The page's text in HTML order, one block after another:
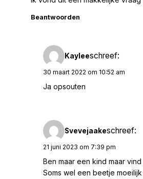
Beantwoorden
Kayleeschreef:
30 maart 2022 om 10:52 am
Ja opsouten
Svevejaakeschreef:
21 juni 2023 om 7:39 pm
Ben maar een kind maar
Soms wel een beetje moeilijk